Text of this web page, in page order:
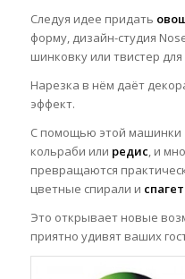
Следуя идее придать
форму, дизайн-студия
шинковку или твистер
Нарезка в нём даёт
эффект.
С помощью этой машинки
кольраби или редис, и
превращаются
цветные спирали и
Это открывает новые
приятно удивят ваших